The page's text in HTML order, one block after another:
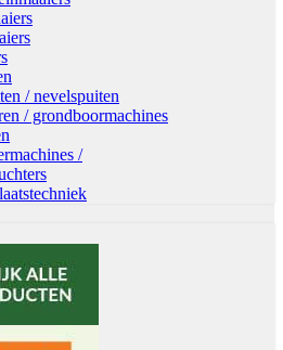
/ nevelspuiten
/ grondboormachines
/